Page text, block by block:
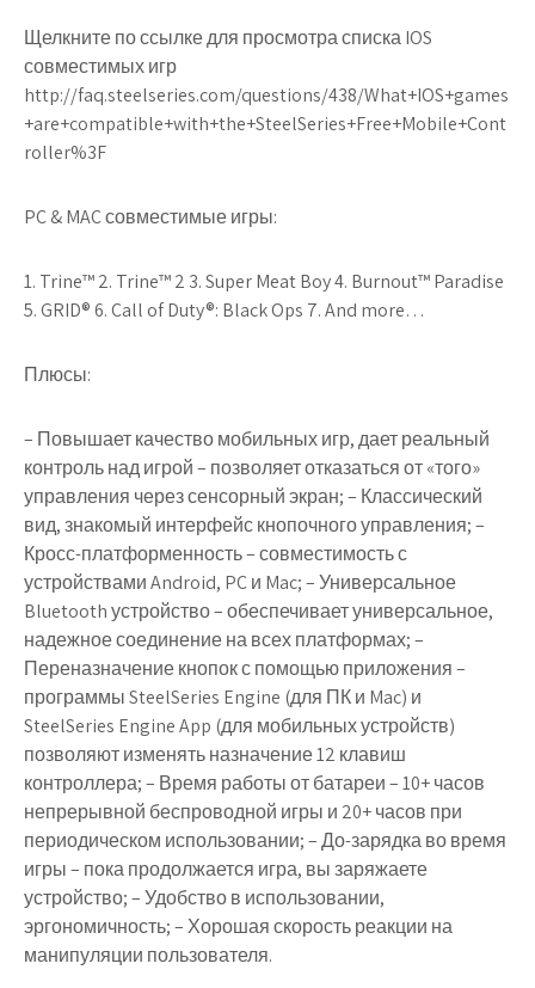
Щелкните по ссылке для просмотра списка IOS
совместимых игр
http://faq.steelseries.com/questions/438/What+IOS+games
+are+compatible+with+the+SteelSeries+Free+Mobile+Cont
roller%3F
PC & MAC совместимые игры:
1. Trine™ 2. Trine™ 2 3. Super Meat Boy 4. Burnout™ Paradise
5. GRID® 6. Call of Duty®: Black Ops 7. And more…
Плюсы:
– Повышает качество мобильных игр, дает реальный
контроль над игрой – позволяет отказаться от «того»
управления через сенсорный экран; – Классический
вид, знакомый интерфейс кнопочного управления; –
Кросс-платформенность – совместимость с
устройствами Android, PC и Mac; – Универсальное
Bluetooth устройство – обеспечивает универсальное,
надежное соединение на всех платформах; –
Переназначение кнопок с помощью приложения –
программы SteelSeries Engine (для ПК и Mac) и
SteelSeries Engine App (для мобильных устройств)
позволяют изменять назначение 12 клавиш
контроллера; – Время работы от батареи – 10+ часов
непрерывной беспроводной игры и 20+ часов при
периодическом использовании; – До-зарядка во время
игры – пока продолжается игра, вы заряжаете
устройство; – Удобство в использовании,
эргономичность; – Хорошая скорость реакции на
манипуляции пользователя.